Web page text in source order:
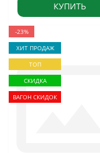
КУПИТЬ
-23%
ХИТ ПРОДАЖ
ТОП
СКИДКА
ВАГОН СКИДОК